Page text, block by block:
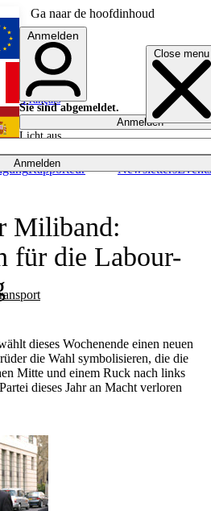
Ga naar de hoofdinhoud
Close menu
Anmelden
Rapporteur NewslettersEvents
English
Français
Anmelden
Sie sind abgemeldet.
Anmelden
Licht aus
Miliband:
für die Labour-
dieses Wochenende einen neuen
die Wahl symbolisieren, die die
Mitte und einem Ruck nach links
dieses Jahr an Macht verloren